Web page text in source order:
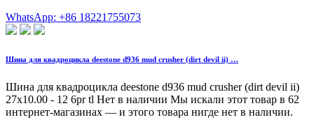
WhatsApp: +86 18221755073
Шина для квадроцикла deestone d936 mud crusher (dirt devil ii) …
Шина для квадроцикла deestone d936 mud crusher (dirt devil ii)
27x10.00 - 12 6pr tl Нет в наличии Мы искали этот товар в 62
интернет-магазинах — и этого товара нигде нет в наличии.